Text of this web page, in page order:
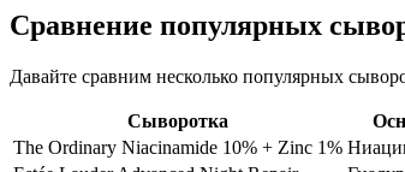
Сравнение популярных
Давайте сравним несколько популярных
Сыворотка
The Ordinary Niacinamide 10% + Zinc 1%